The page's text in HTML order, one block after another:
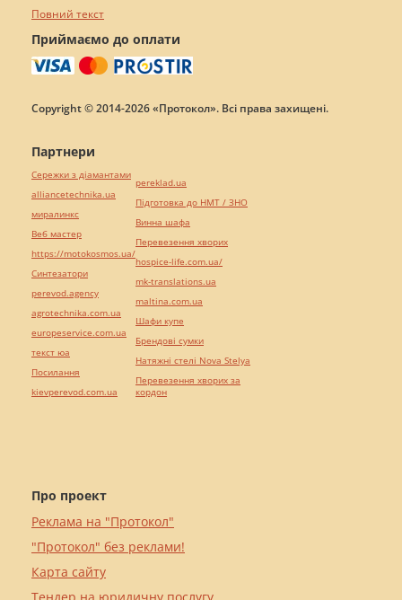
Повний текст
Приймаємо до оплати
Copyright © 2014-2026 «Протокол». Всі права захищені.
Про проект
Реклама на "Протокол"
"Протокол" без реклами!
Карта сайту
Партнери
Сережки з діамантами
alliancetechnika.ua
миралинкс
Веб мастер
https://motokosmos.ua/
Синтезатори
perevod.agency
agrotechnika.com.ua
europeservice.com.ua
текст юа
Посилання
kievperevod.com.ua
pereklad.ua
Підготовка до НМТ / ЗНО
Винна шафа
Перевезення хворих
hospice-life.com.ua/
mk-translations.ua
maltina.com.ua
Шафи купе
Брендові сумки
Натяжні стелі Nova Stelya
Перевезення хворих за
кордон